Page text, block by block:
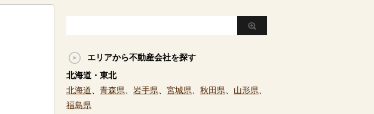
エリアから不動産会社を探す
北海道・東北
北海道
青森県 岩手県 宮城県 秋田県 山形県
福島県